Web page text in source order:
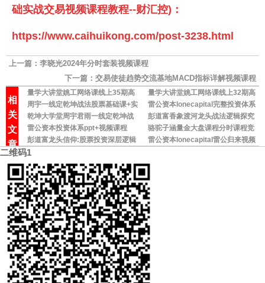
础实战交易视频课程教程--财汇控)：
https://www.caihuikong.com/post-3238.html
上一篇： 李晓光2024年分时套装视频课程
下一篇： 交易使徒趋势交流基地MACD指标详解视频课程
相
关
文
章
量学大讲堂姚工网络课线上35期高
清原版视频课程
量学大讲堂姚工网络课线上32期高
清原版视频课程
周宇一线定乾坤战法股票基础课+实
战内部培训视频课程
雷公资本lonecapital完整投资体系
高清视频课
乾坤大学堂周宇君雨一线定乾坤战
法高级班初级班
彭道富香象渡河龙头战法逻辑探究
与案例分析高清电子书500m
雷公资本投资体系ppt+视频课程
骆驼子涵量金大盘课程分时课程竞
价课程量价课程量线
彭道富龙头信仰:股票投资深层逻辑
的破执与取舍高清电子书
雷公资本lonecapital雷公归来视频
二维码1